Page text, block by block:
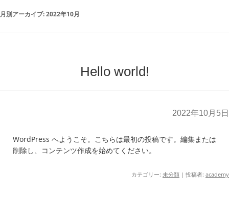
月別アーカイブ:2022年10月
Hello world!
2022年10月5日
WordPress へようこそ。こちらは最初の投稿です。編集または
削除し、コンテンツ作成を始めてください。
カテゴリー: 未分類 | 投稿者: academy